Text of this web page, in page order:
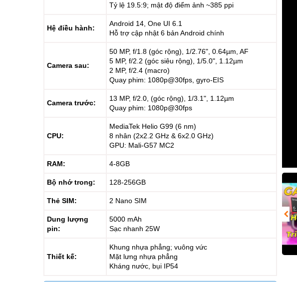
Tỷ lệ 19.5:9; mật độ điểm ảnh ~385 ppi
Hệ điều hành:
Android 14, One UI 6.1
Hỗ trợ cập nhật 6 bản Android chính
Camera sau:
50 MP, f/1.8 (góc rộng), 1/2.76", 0.64µm, AF
5 MP, f/2.2 (góc siêu rộng), 1/5.0", 1.12µm
2 MP, f/2.4 (macro)
Quay phim: 1080p@30fps, gyro-EIS
Camera trước:
13 MP, f/2.0, (góc rộng), 1/3.1", 1.12µm
Quay phim: 1080p@30fps
CPU:
MediaTek Helio G99 (6 nm)
8 nhân (2x2.2 GHz & 6x2.0 GHz)
GPU: Mali-G57 MC2
RAM: 4-8GB
Bộ nhớ trong: 128-256GB
Thẻ SIM: 2 Nano SIM
Dung lượng
pin:
5000 mAh
Sạc nhanh 25W
Thiết kế:
Khung nhựa phẳng; vuông vức
Mặt lưng nhựa phẳng
Kháng nước, bụi IP54